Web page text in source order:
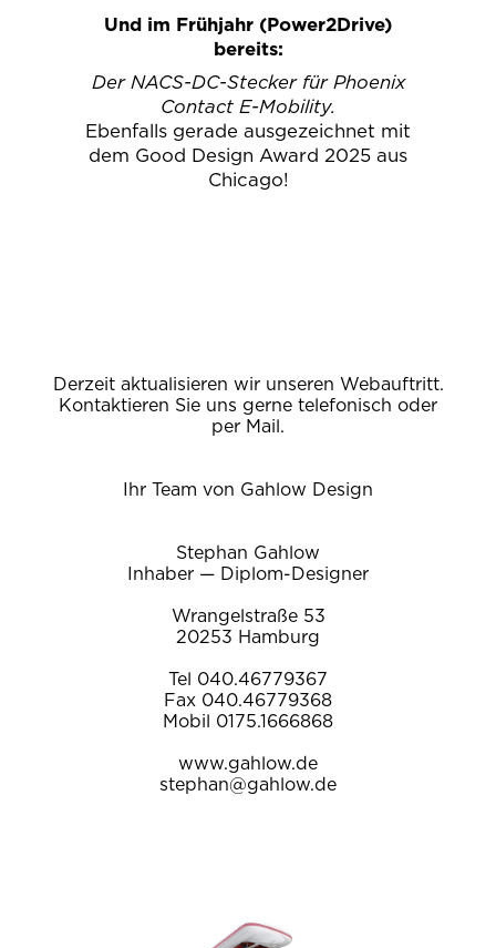
Und im Frühjahr (Power2Drive)
bereits:
Der NACS-DC-Stecker für Phoenix
Contact E-Mobility.
Ebenfalls gerade ausgezeichnet mit
dem Good Design Award 2025 aus
Chicago!
Derzeit aktualisieren wir unseren Webauftritt.
Kontaktieren Sie uns gerne telefonisch oder
per Mail.
Ihr Team von Gahlow Design
Stephan Gahlow
Inhaber — Diplom-Designer
Wrangelstraße 53
20253 Hamburg
Tel 040.46779367
Fax 040.46779368
Mobil 0175.1666868
www.gahlow.de
stephan@gahlow.de